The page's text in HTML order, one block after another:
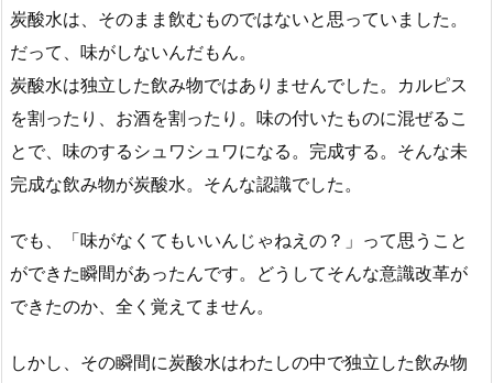
炭酸水は、そのまま飲むものではないと思っていました。
だって、味がしないんだもん。
炭酸水は独立した飲み物ではありませんでした。カルピス
を割ったり、お酒を割ったり。味の付いたものに混ぜるこ
とで、味のするシュワシュワになる。完成する。そんな未
完成な飲み物が炭酸水。そんな認識でした。
でも、「味がなくてもいいんじゃねえの？」って思うこと
ができた瞬間があったんです。どうしてそんな意識改革が
できたのか、全く覚えてません。
しかし、その瞬間に炭酸水はわたしの中で独立した飲み物